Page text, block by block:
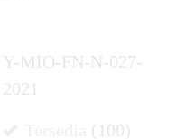
Y-MIO-FN-N-027-
2021
Tersedia (100)